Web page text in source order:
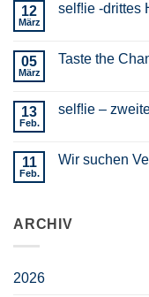
12
März
self!ie -drittes
05
März
Taste the
13
Feb.
self!ie –
11
Feb.
Wir suchen
ARCHIV
2026